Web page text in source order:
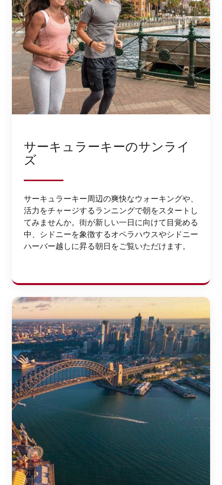
サーキュラーキーのサンライ
ズ
サーキュラーキー周辺の爽快なウォーキングや、
活力をチャージするランニングで朝をスタートし
てみませんか。街が新しい一日に向けて目覚める
中、シドニーを象徴するオペラハウスやシドニー
ハーバー越しに昇る朝日をご覧いただけます。